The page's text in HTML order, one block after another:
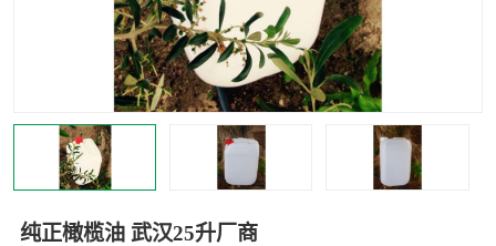
纯正橄榄油 武汉25升厂商